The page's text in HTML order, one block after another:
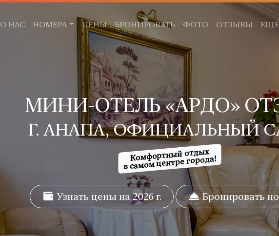
О НАС НОМЕРА ЦЕНЫ БРОНИРОВАТЬ ФОТО ОТЗЫВЫ ЕЩЁ
МИНИ-ОТЕЛЬ «АРДО»
Г. АНАПА, ОФИЦИАЛЬНЫЙ
Комфортный отдых
в самом центре города!
Узнать цены на 2026 г. Бронировать